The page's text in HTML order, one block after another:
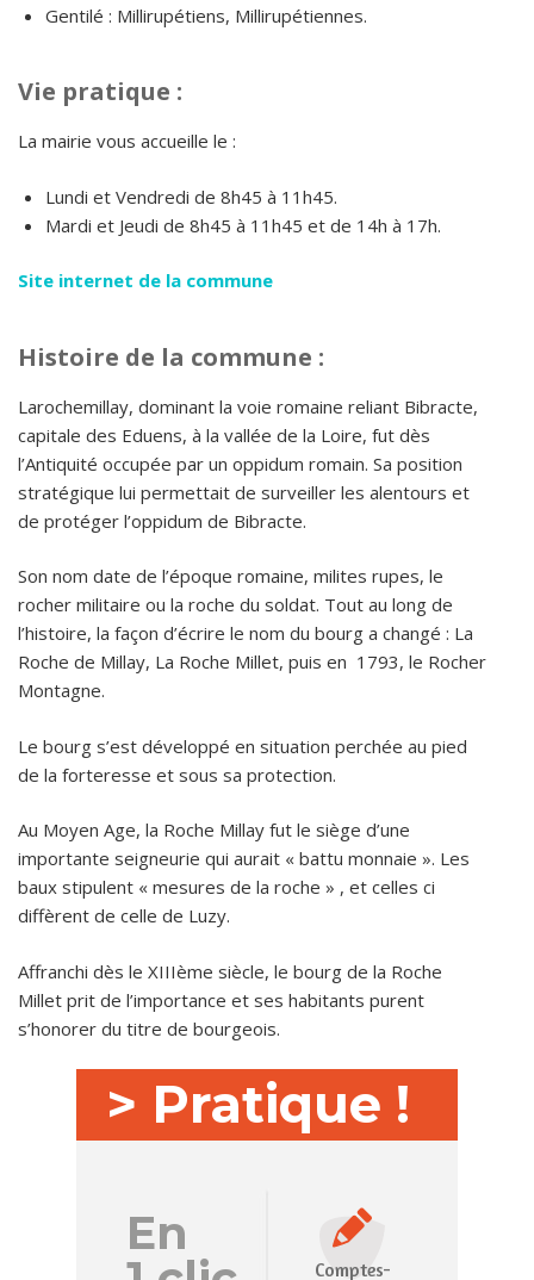
Gentilé : Millirupétiens, Millirupétiennes.
Vie pratique :
La mairie vous accueille le :
Lundi et Vendredi de 8h45 à 11h45.
Mardi et Jeudi de 8h45 à 11h45 et de 14h à 17h.
Site internet de la commune
Histoire de la commune :
Larochemillay, dominant la voie romaine reliant Bibracte,
capitale des Eduens, à la vallée de la Loire, fut dès
l’Antiquité occupée par un oppidum romain. Sa position
stratégique lui permettait de surveiller les alentours et
de protéger l’oppidum de Bibracte.
Son nom date de l’époque romaine, milites rupes, le
rocher militaire ou la roche du soldat. Tout au long de
l’histoire, la façon d’écrire le nom du bourg a changé : La
Roche de Millay, La Roche Millet, puis en 1793, le Rocher
Montagne.
Le bourg s’est développé en situation perchée au pied
de la forteresse et sous sa protection.
Au Moyen Age, la Roche Millay fut le siège d’une
importante seigneurie qui aurait « battu monnaie ». Les
baux stipulent « mesures de la roche » , et celles ci
diffèrent de celle de Luzy.
Affranchi dès le XIIIème siècle, le bourg de la Roche
Millet prit de l’importance et ses habitants purent
s’honorer du titre de bourgeois.
> Pratique !
En
Comptes-